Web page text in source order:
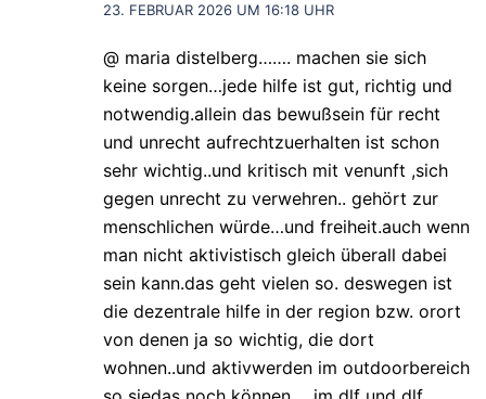
23. FEBRUAR 2026 UM 16:18 UHR
@ maria distelberg……. machen sie sich
keine sorgen…jede hilfe ist gut, richtig und
notwendig.allein das bewußsein für recht
und unrecht aufrechtzuerhalten ist schon
sehr wichtig..und kritisch mit venunft ,sich
gegen unrecht zu verwehren.. gehört zur
menschlichen würde…und freiheit.auch wenn
man nicht aktivistisch gleich überall dabei
sein kann.das geht vielen so. deswegen ist
die dezentrale hilfe in der region bzw. orort
von denen ja so wichtig, die dort
wohnen..und aktivwerden im outdoorbereich